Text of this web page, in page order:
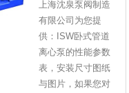
上海沈泉泵阀制造
有限公司为您提
供：ISW卧式管道
离心泵的性能参数
表，安装尺寸图纸
与图片，如果您对